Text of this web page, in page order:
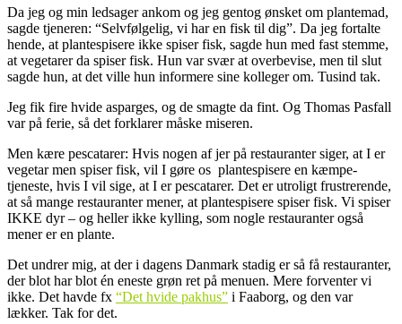
Da jeg og min ledsager ankom og jeg gentog ønsket om plantemad,
sagde tjeneren: “Selvfølgelig, vi har en fisk til dig”. Da jeg fortalte
hende, at plantespisere ikke spiser fisk, sagde hun med fast stemme,
at vegetarer da spiser fisk. Hun var svær at overbevise, men til slut
sagde hun, at det ville hun informere sine kolleger om. Tusind tak.
Jeg fik fire hvide asparges, og de smagte da fint. Og Thomas Pasfall
var på ferie, så det forklarer måske miseren.
Men kære pescatarer: Hvis nogen af jer på restauranter siger, at I er
vegetar men spiser fisk, vil I gøre os plantespisere en kæmpe-
tjeneste, hvis I vil sige, at I er pescatarer. Det er utroligt frustrerende,
at så mange restauranter mener, at plantespisere spiser fisk. Vi spiser
IKKE dyr – og heller ikke kylling, som nogle restauranter også
mener er en plante.
Det undrer mig, at der i dagens Danmark stadig er så få restauranter,
der blot har blot én eneste grøn ret på menuen. Mere forventer vi
ikke. Det havde fx “Det hvide pakhus” i Faaborg, og den var
lækker. Tak for det.